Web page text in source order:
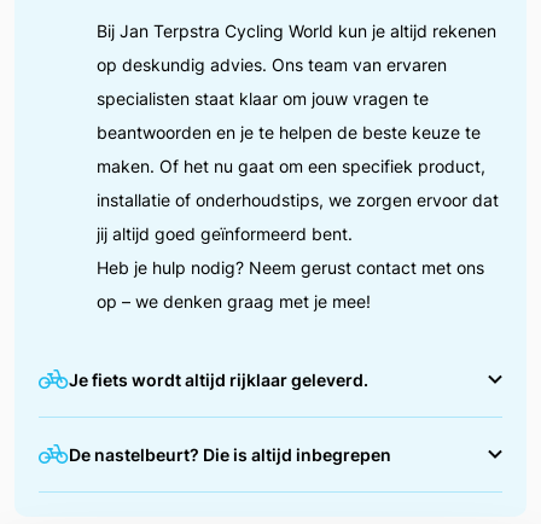
Bij Jan Terpstra Cycling World kun je altijd rekenen
op deskundig advies. Ons team van ervaren
specialisten staat klaar om jouw vragen te
beantwoorden en je te helpen de beste keuze te
maken. Of het nu gaat om een specifiek product,
installatie of onderhoudstips, we zorgen ervoor dat
jij altijd goed geïnformeerd bent.
Heb je hulp nodig? Neem gerust contact met ons
op – we denken graag met je mee!
Je fiets wordt altijd rijklaar geleverd.
voordat je erop wegrijdt. Tijdens de afleverbeurt
De nastelbeurt? Die is altijd inbegrepen